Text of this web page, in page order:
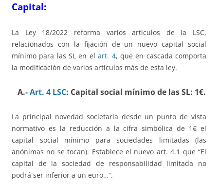
Capital:
La Ley 18/2022 reforma varios artículos de la LSC,
relacionados con la fijación de un nuevo capital social
mínimo para las SL en elart. 4, que en cascada comporta
la modificación de varios artículos más de esta ley.
A.-Art. 4 LSC: Capital social mínimo de las SL: 1€.
La principal novedad societaria desde un punto de vista
normativo es la reducción a la cifra simbólica de 1€ el
capital social mínimo para sociedades limitadas (las
anónimas no se tocan). Establece el nuevo art. 4.1 que “El
capital de la sociedad de responsabilidad limitada no
podrá ser inferior a un euro…”.